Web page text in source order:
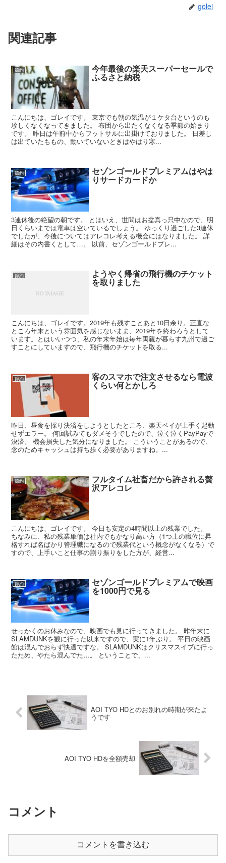
golei
関連記事
節約 今年最後の楽天スーパーセールで
ふるさと納税
こんにちは、ゴレイです。 東京でも朝の気温が１ケタ台というのも
珍しくなくなってきました。 布団から出たくなくなる季節の始まり
です。 昨日は午前中からフットサルに出掛けておりました。 日差し
は出ていたももの、動いていないときはやはり寒...
節約 セゾンゴールドプレミアムはやは
りサードカードか
3連休後の絶望の朝です。 とはいえ、世間はお盆真っ只中なので、明
日くらいまでは電車は空いているでしょう。 ゆっくり過ごした3連休
でしたが、今後についてはアレコレ考える機会にはなりました。 詳
細はその内書くとして…。 以前、セゾンゴールドプレ...
節約 ようやく帰省の飛行機のチケット
を取りました
こんにちは、ゴレイです。2019年も残すことあと10日余り。正直な
ところ年末という雰囲気を感じないまま、2019年を終わろうとして
います。とはいいつつ、私の年末年始は毎年両親が暮らす九州で過ご
すことにしていますので、飛行機のチケットを取る...
節約 客のスマホで注文させるなら電波
くらい何とかしろ
昨日、昼食を採り決済をしようとしたところ、楽天ペイが上手く起動
せずエラー。 何回試みてもダメそうでしたので、泣く泣くPayPayで
決済。 機会損失した気分になりました。 こういうことがあるので、
念のためキャッシュは持ち歩く必要がありますね。...
節約 フルタイム社畜だから許される贅
沢アレコレ
こんにちは、ゴレイです。 今日も安定の4時間以上の残業でした。
ちなみに、私の残業単価は社内でもかなり高い方（1つ上の職位に昇
格すれば名ばかり管理職になるので残業代という概念がなくなる）で
すので、上手いこと仕事の割り振りをした方が、経営...
節約 セゾンゴールドプレミアムで映画
を1000円で見る
せっかくのお休みなので、映画でも見に行ってきました。 昨年末に
SLAMDUNKを観に行った以来ですので、実に1年ぶり。 平日の映画
館は混んでおらず快適ですな。 SLAMDUNKはクリスマスイブに行っ
たため、やたら混んでた…。 ということで、...
AOI TYO HDとのお別れの時期が来たよ
うです
AOI TYO HDを全額売却
コメント
コメントを書き込む